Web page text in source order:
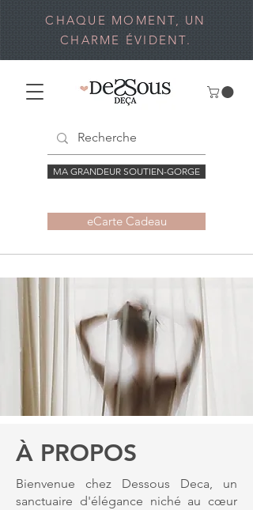
eCarte Cadeau
CHAQUE MOMENT, UN
CHARME ÉVIDENT.
MA GRANDEUR SOUTIEN-GORGE
À PROPOS
Bienvenue chez Dessous Deca, un
sanctuaire d'élégance niché au cœur